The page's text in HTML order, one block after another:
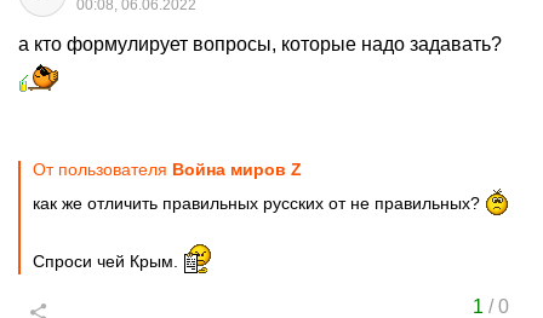
00:08, 06.06.2022
а кто формулирует вопросы, которые надо задавать?
От пользователя Война миров Z
как же отличить правильных русских от не правильных?
Спроси чей Крым.
1 /0